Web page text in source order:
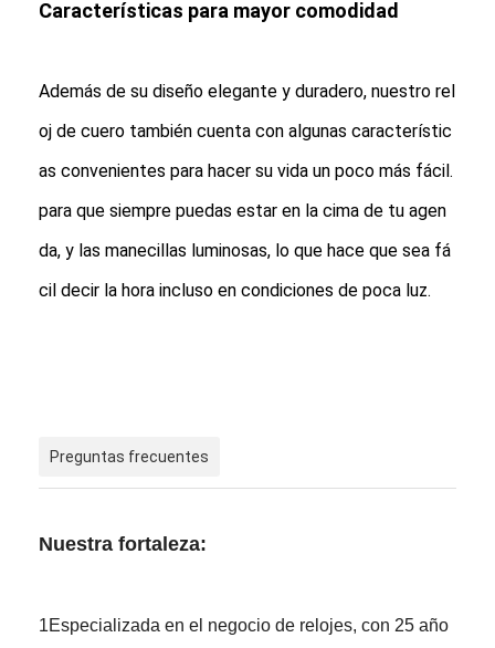
Características para mayor comodidad
Además de su diseño elegante y duradero, nuestro rel
oj de cuero también cuenta con algunas característic
as convenientes para hacer su vida un poco más fácil.
para que siempre puedas estar en la cima de tu agen
da, y las manecillas luminosas, lo que hace que sea fá
cil decir la hora incluso en condiciones de poca luz.
Preguntas frecuentes
Nuestra fortaleza:
1Especializada en el negocio de relojes, con 25 año